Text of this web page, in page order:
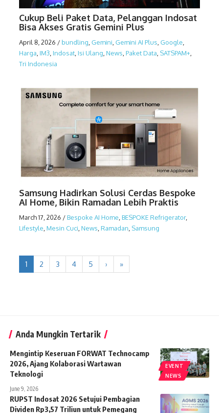
Cukup Beli Paket Data, Pelanggan Indosat
Bisa Akses Gratis Gemini Plus
April 8, 2026 /bundling Gemini Gemini AI Plus Google
Harga IM3 Indosat Isi Ulang News Paket Data SATSPAM+
Tri Indonesia
Samsung Hadirkan Solusi Cerdas Bespoke
AI Home, Bikin Ramadan Lebih Praktis
March 17, 2026 /Bespoke AI Home,BESPOKE Refrigerator,
Lifestyle,Mesin Cuci,News,Ramadan, Samsung
1 2 3 4 5 › »
Anda Mungkin Tertarik
EVENT
NEWS
Mengintip Keseruan FORWAT Technocamp
2026, Ajang Kolaborasi Wartawan
Teknologi
June 9, 2026
RUPST Indosat 2026 Setujui Pembagian
Dividen Rp3,57 Triliun untuk Pemegang